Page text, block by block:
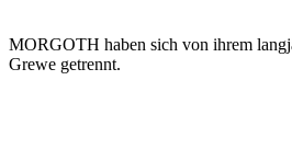
MORGOTH haben sich von ihrem
Grewe getrennt.